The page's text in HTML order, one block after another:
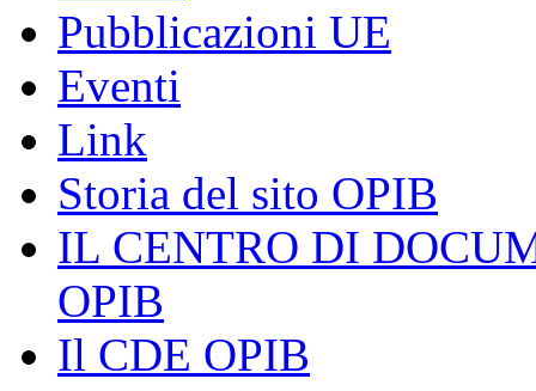
Pubblicazioni UE
Eventi
Link
Storia del sito OPIB
IL CENTRO DI
OPIB
Il CDE OPIB